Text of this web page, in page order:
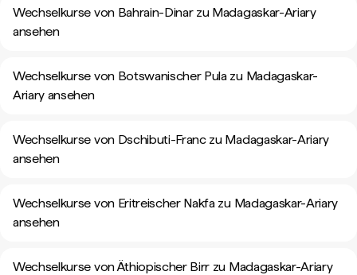
Wechselkurse von Bahrain-Dinar zu Madagaskar-Ariary
ansehen
Wechselkurse von Botswanischer Pula zu Madagaskar-
Ariary ansehen
Wechselkurse von Dschibuti-Franc zu Madagaskar-Ariary
ansehen
Wechselkurse von Eritreischer Nakfa zu Madagaskar-Ariary
ansehen
Wechselkurse von Äthiopischer Birr zu Madagaskar-Ariary